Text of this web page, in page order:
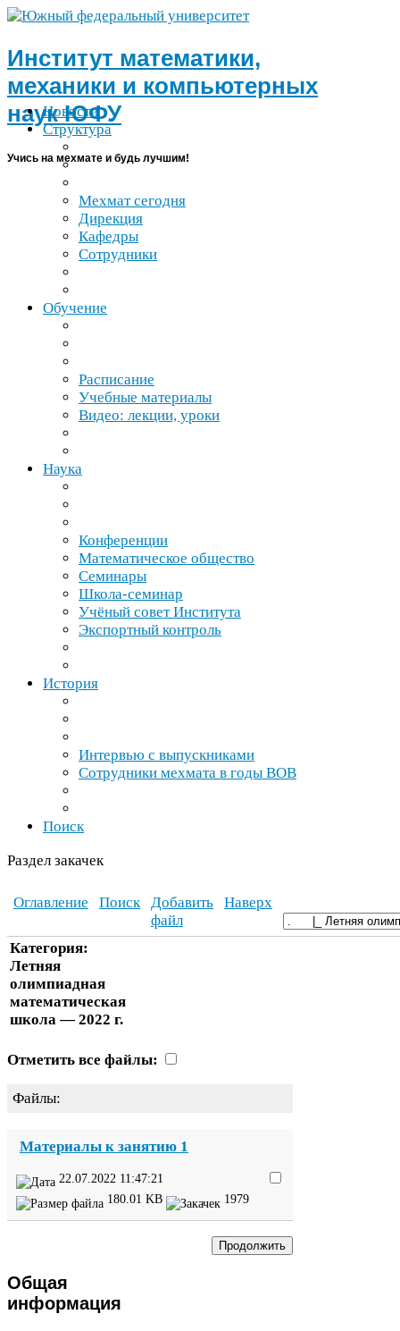
Институт математики,
механики и компьютерных
наукЮФУ
Учись на мехмате и будь лучшим!
Новости
Структура
Мехмат сегодня
Дирекция
Кафедры
Сотрудники
Обучение
Расписание
Учебные материалы
Видео: лекции, уроки
Наука
Конференции
Математическое общество
Семинары
Школа-​семинар
Учёный совет Института
Экспортный контроль
История
Интервью с выпускниками
Сотрудники мехмата в годы ВОВ
Поиск
Раздел закачек
Оглавление Поиск
Добавить
файл
Наверх
Категория:
Летняя
олимпиадная
математическая
школа —2022 г.
Отметить все файлы:
Файлы:
Материалы к занятию 1
22 07 2022 11:47:21
180 01 KB 1979
Общая
информация